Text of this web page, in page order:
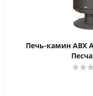
Печь-камин ABX